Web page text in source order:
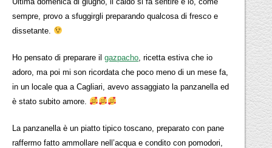
sempre, provo a sfuggirgli preparando qualcosa di fresco e
dissetante.
Ho pensato di preparare ilgazpacho , ricetta estiva che io
adoro, ma poi mi son ricordata che poco meno di un mese fa,
in un locale qua a Cagliari, avevo assaggiato la panzanella ed
è stato subito amore.
La panzanella è un piatto tipico toscano, preparato con pane
raffermo fatto ammollare nell’acqua e condito con pomodori,